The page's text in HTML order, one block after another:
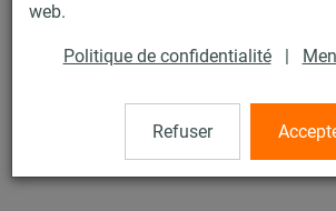
web.
Politique de confidentialité |
Refuser
Rondelle
pour rails d’installation MPR, inox